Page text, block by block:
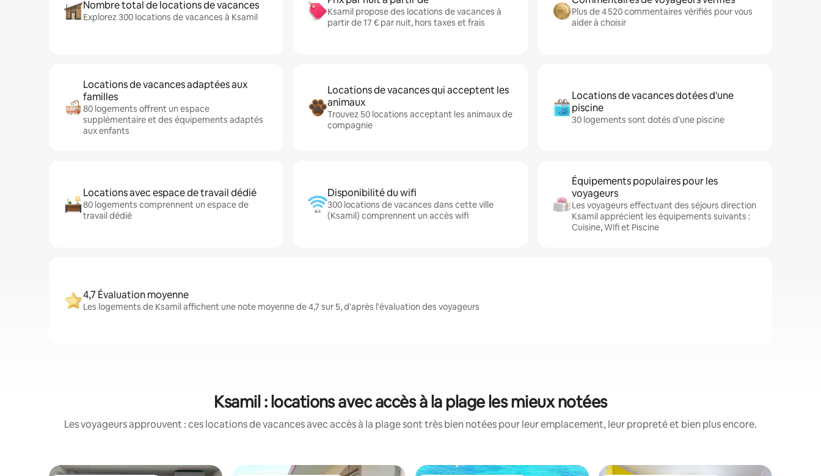
Nombre total de locations de vacances
Explorez 300 locations de vacances à Ksamil
Ksamil propose des locations de vacances à
partir de 17 € par nuit, hors taxes et frais
Plus de 4 520 commentaires vérifiés pour vous
aider à choisir
Locations de vacances adaptées aux
familles
80 logements offrent un espace
supplémentaire et des équipements adaptés
aux enfants
Locations de vacances qui acceptent les
animaux
Trouvez 50 locations acceptant les animaux de
compagnie
Locations de vacances dotées d'une
piscine
30 logements sont dotés d'une piscine
Locations avec espace de travail dédié
80 logements comprennent un espace de
travail dédié
Disponibilité du wifi
300 locations de vacances dans cette ville
(Ksamil) comprennent un accès wifi
Équipements populaires pour les
voyageurs
Les voyageurs effectuant des séjours direction
Ksamil apprécient les équipements suivants :
Cuisine, Wifi et Piscine
4,7 Évaluation moyenne
Les logements de Ksamil affichent une note moyenne de 4,7 sur 5, d'après l'évaluation des voyageurs
Ksamil : locations avec accès à la plage les mieux notées
Les voyageurs approuvent : ces locations de vacances avec accès à la plage sont très bien notées pour leur emplacement, leur propreté et bien plus encore.